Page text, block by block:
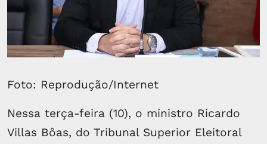
Foto: Reprodução/Internet
Nessa terça-feira (10), o ministro Ricardo
Villas Bôas, do Tribunal Superior Eleitoral